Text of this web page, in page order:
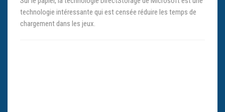
technologie intéressante qui est censée réduire les temps de
chargement dans les jeux.